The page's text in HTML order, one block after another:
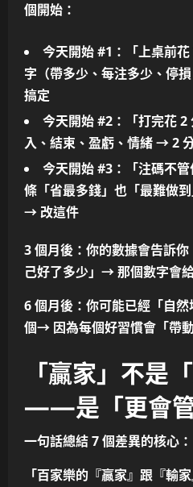
個開始 ：
今天開始 #1 ： 「上桌前
字（帶多少、每注多少、停
搞定
今天開始 #2 ： 「打完花 2
入、結束、盈虧、情緒 →2
今天開始 #3 ： 「注碼不
條 「省最多錢」 也 「最難做到
→改這件
3 個月後 ：你的數據會告訴你
己好了多少」 → 那個數字會
6 個月後 ：你可能已經 「自
個→ 因為每個好習慣會「帶
「贏家」不是
——是「更會管
一句話總結 7 個差異的核心 ：
「百家樂的『贏家』跟『輸